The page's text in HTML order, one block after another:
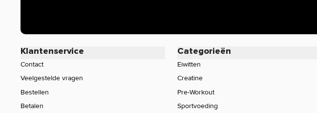
Klantenservice
Contact
Veelgestelde vragen
Bestellen
Betalen
Categorieën
Eiwitten
Creatine
Pre-Workout
Sportvoeding